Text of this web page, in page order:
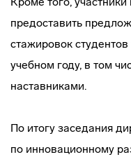
предоставить
стажировок
учебном году, в том
наставниками.
По итогу заседания
по инновационному